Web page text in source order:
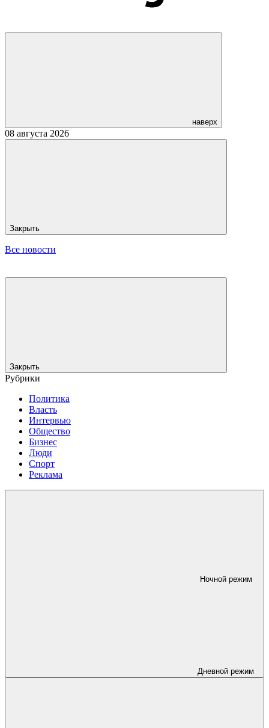
наверх
08 августа 2026
Закрыть
Все новости
Закрыть
Рубрики
Политика
Власть
Интервью
Общество
Бизнес
Люди
Спорт
Реклама
Ночной режим
Дневной режим